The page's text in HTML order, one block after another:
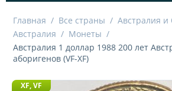
Главная / Все страны / Австралия и
Австралия / Монеты /
Австралия 1 доллар 1988 200 лет
аборигенов (VF-XF)
XF, VF